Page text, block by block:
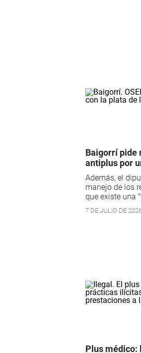
Baigorrí pide
antiplus por
Además, el
manejo de los
que existe una
7 DE JULIO DE
Plus médico: